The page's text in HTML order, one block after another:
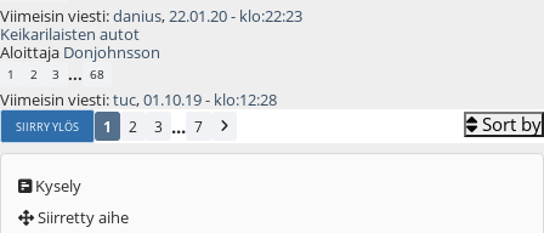
Viimeisin viesti:danius,22.01.20 - klo:22:23
Keikarilaisten autot
Aloittaja Donjohnsson
1 2 3 ... 68
Viimeisin viesti:tuc,01.10.19 - klo:12:28
SIIRRY YLÖS 1 2 3 ... 7 Sort by
Kysely
Siirretty aihe